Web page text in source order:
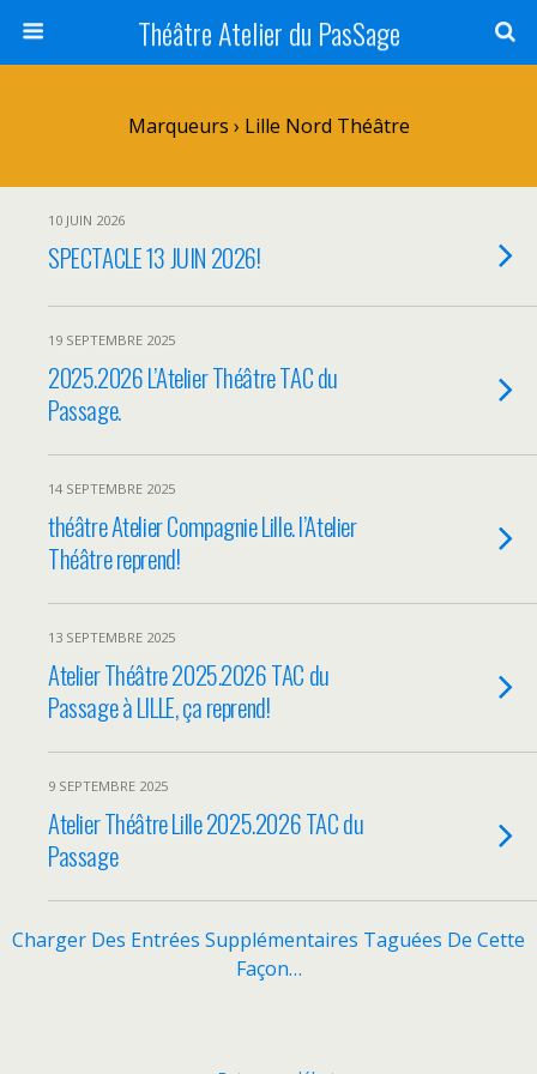
Théâtre Atelier du PasSage
Marqueurs › Lille Nord Théâtre
10 JUIN 2026
SPECTACLE 13 JUIN 2026!
19 SEPTEMBRE 2025
2025.2026 L’Atelier Théâtre TAC du
Passage.
14 SEPTEMBRE 2025
théâtre Atelier Compagnie Lille. l’Atelier
Théâtre reprend!
13 SEPTEMBRE 2025
Atelier Théâtre 2025.2026 TAC du
Passage à LILLE, ça reprend!
9 SEPTEMBRE 2025
Atelier Théâtre Lille 2025.2026 TAC du
Passage
Charger Des Entrées Supplémentaires Taguées De Cette
Façon…